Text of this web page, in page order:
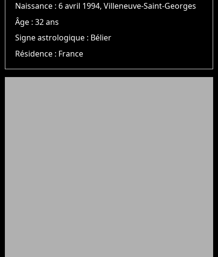
Naissance : 6 avril 1994, Villeneuve-Saint-Georges
Âge :32 ans
Signe astrologique : Bélier
Résidence : France